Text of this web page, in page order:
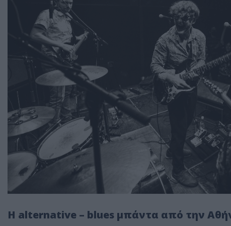
H alternative – blues μπάντα από την